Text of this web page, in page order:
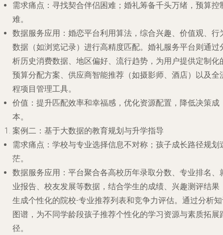
需求痛点 ：寻找契合伴侣困难；婚礼筹备千头万绪，预算控
难。
数据服务应用 ：婚恋平台利用算法，综合兴趣、价值观、行
数据（如浏览记录）进行高精度匹配。婚礼服务平台则通过
析历史消费数据、地区偏好、流行趋势，为用户提供定制化
预算分配方案、供应商智能推荐（如摄影师、酒店）以及全
程项目管理工具。
价值 ：提升匹配效率和幸福感，优化资源配置，降低决策成
本。
案例二：基于大数据的教育规划与升学指导
需求痛点 ：学校与专业选择信息不对称；孩子成长路径规划
茫。
数据服务应用 ：平台聚合各高校历年录取分数、专业排名、
业报告、校友发展等数据，结合学生的成绩、兴趣测评结果
生成个性化的院校-专业推荐列表和竞争力评估。通过分析
图谱，为不同学龄段孩子推荐个性化的学习资源与素质拓展
径。